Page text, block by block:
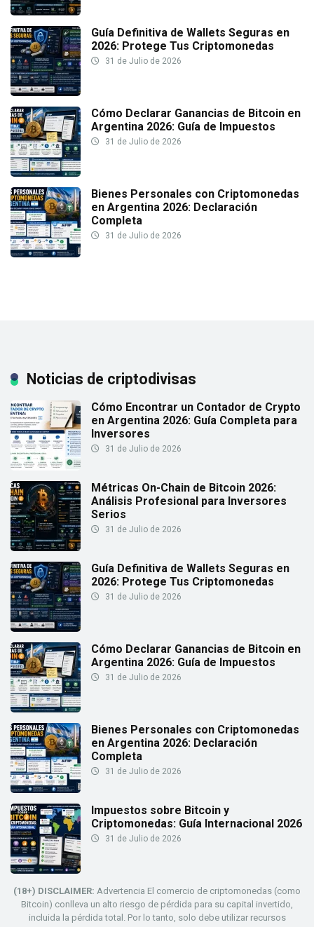
Guía Definitiva de Wallets Seguras en
2026: Protege Tus Criptomonedas
31 de Julio de 2026
Cómo Declarar Ganancias de Bitcoin en
Argentina 2026: Guía de Impuestos
31 de Julio de 2026
Bienes Personales con Criptomonedas
en Argentina 2026: Declaración
Completa
31 de Julio de 2026
Noticias de criptodivisas
Cómo Encontrar un Contador de Crypto
en Argentina 2026: Guía Completa para
Inversores
31 de Julio de 2026
Métricas On-Chain de Bitcoin 2026:
Análisis Profesional para Inversores
Serios
31 de Julio de 2026
Guía Definitiva de Wallets Seguras en
2026: Protege Tus Criptomonedas
31 de Julio de 2026
Cómo Declarar Ganancias de Bitcoin en
Argentina 2026: Guía de Impuestos
31 de Julio de 2026
Bienes Personales con Criptomonedas
en Argentina 2026: Declaración
Completa
31 de Julio de 2026
Impuestos sobre Bitcoin y
Criptomonedas: Guía Internacional 2026
31 de Julio de 2026
(18+) DISCLAIMER: Advertencia El comercio de criptomonedas (como
Bitcoin) conlleva un alto riesgo de pérdida para su capital invertido,
incluida la pérdida total. Por lo tanto, solo debe utilizar recursos